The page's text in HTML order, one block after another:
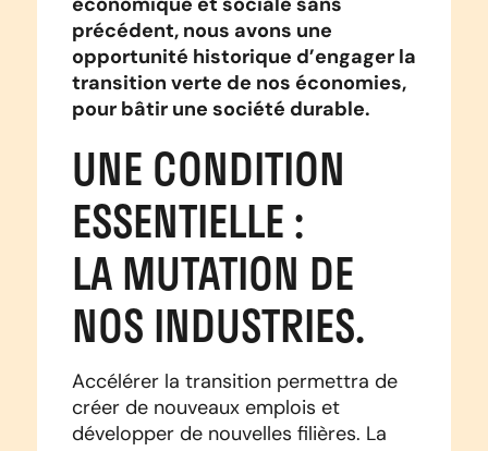
précédent, nous avons une
opportunité historique d’engager la
transition verte de nos économies,
pour bâtir une société durable.
UNE CONDITION
ESSENTIELLE :
LA MUTATION DE
NOS INDUSTRIES.
Accélérer la transition permettra de
créer de nouveaux emplois et
développer de nouvelles filières. La